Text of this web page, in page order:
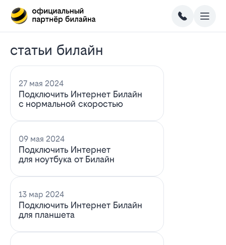
статьи билайн
27 мая 2024
Подключить Интернет Билайн
с нормальной скоростью
09 мая 2024
Подключить Интернет
для ноутбука от Билайн
13 мар 2024
Подключить Интернет Билайн
для планшета